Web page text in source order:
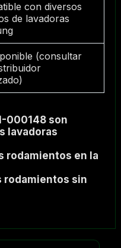
con diversos
de lavadoras
(consultar
000148 son
lavadoras
rodamientos en la
rodamientos sin